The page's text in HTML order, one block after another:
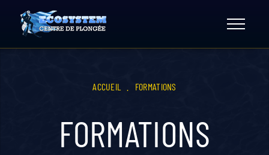
content
ACCUEIL FORMATIONS
FORMATIONS